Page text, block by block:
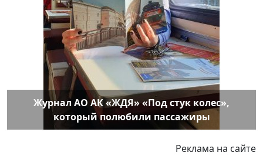
Журнал АО АК «ЖДЯ» «Под стук колес»,
который полюбили пассажиры
Реклама на сайте